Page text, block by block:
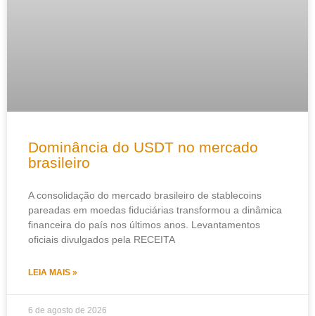
Dominância do USDT no mercado
brasileiro
A consolidação do mercado brasileiro de stablecoins
pareadas em moedas fiduciárias transformou a dinâmica
financeira do país nos últimos anos. Levantamentos
oficiais divulgados pela RECEITA
LEIA MAIS »
6 de agosto de 2026